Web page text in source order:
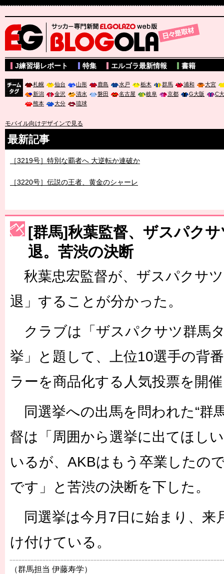
サッカー専門新聞ELGOLAZO web版 BLOGOLA
J練習場レポート 特集 エルゴラ最新情報 書籍
札幌 仙台 山形 鹿島 水戸 栃木 群馬 浦和
大宮
新潟
金沢 清水 磐田 名古屋 岐阜 京都 G大阪
C
熊本
大分 琉球
モバイル向けデザインで見る
最新記事
［3219号］特別な覇者へ 大逆転か連破か
［3220号］伝説の王者、黄金のシャーレ
［3230号］世界一への夢は終わらない
［3223号］一丸。日本出陣
［3222号］史上最大のW杯開幕 注目は「個」
[群馬]秋葉監督、ザスパク
退。苦渋の決断
秋葉忠宏監督が、ザスパクサ
退」することが分かった。
クラブは「ザスパクサツ群馬
挙」と題して、上位10選手の背
ラーを商品化する人気投票を開
同選挙への出馬を問われた“群
督は「周囲から選挙に出てほし
いるが、AKBはもう卒業したの
です」と苦渋の決断を下した。
同選挙は今月7日に始まり、来
け付けている。
（群馬担当 伊藤寿学）